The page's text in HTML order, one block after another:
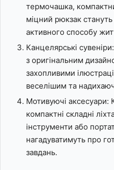
термочашка,
міцний рюкзак
активного способу
Канцелярські
з оригінальним
захопливими
веселішим та
Мотивуючі аксесуари:
компактні складні
інструменти або
нагадуватимуть про
завдань.